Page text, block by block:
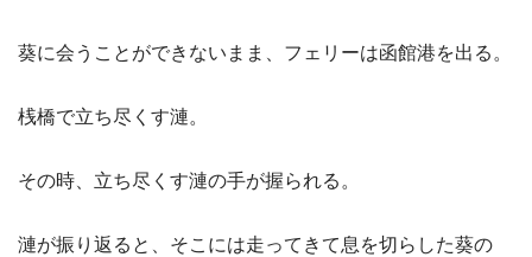
葵に会うことができないまま、フェリーは函館港を出る。
桟橋で立ち尽くす漣。
その時、立ち尽くす漣の手が握られる。
漣が振り返ると、そこには走ってきて息を切らした葵の